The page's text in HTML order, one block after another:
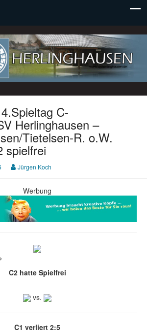
e. V.
C-
Herlinghausen –
Tietelsen-R. o.W.
spielfrei
Jürgen Koch
Werbung
C2 hatte Spielfrei
vs.
C1 verliert 2:5